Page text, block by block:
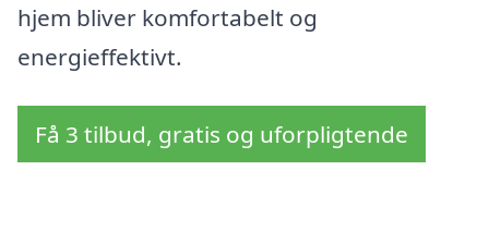
hjem bliver komfortabelt og
energieffektivt.
Få 3 tilbud, gratis og uforpligtende